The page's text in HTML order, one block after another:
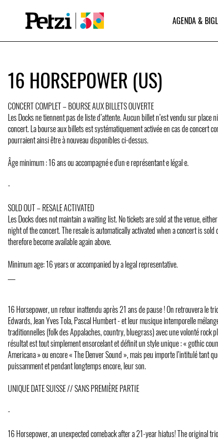
AGENDA &
16 HORSEPOWER (US)
CONCERT COMPLET – BOURSE AUX BILLETS OUVERTE
Les Docks ne tiennent pas de liste d’attente. Aucun billet n’est vendu sur place
concert. La bourse aux billets est systématiquement activée en cas de concert
pourraient ainsi être à nouveau disponibles ci-dessus.
Âge minimum : 16 ans ou accompagné·e d'un·e représentant·e légal·e.
-
SOLD OUT – RESALE ACTIVATED
Les Docks does not maintain a waiting list. No tickets are sold at the venue,
night of the concert. The resale is automatically activated when a concert is sold
therefore become available again above.
Minimum age: 16 years or accompanied by a legal representative.
16 Horsepower, un retour inattendu après 21 ans de pause ! On retrouvera le
Edwards, Jean Yves Tola, Pascal Humbert - et leur musique intemporelle
traditionnelles (folk des Appalaches, country, bluegrass) avec une volonté rock
résultat est tout simplement ensorcelant et définit un style unique : « gothic
Americana » ou encore « The Denver Sound », mais peu importe l’intitulé tant
puissamment et pendant longtemps encore, leur son.
UNIQUE DATE SUISSE // SANS PREMIÈRE PARTIE
-
16 Horsepower, an unexpected comeback after a 21-year hiatus! The original